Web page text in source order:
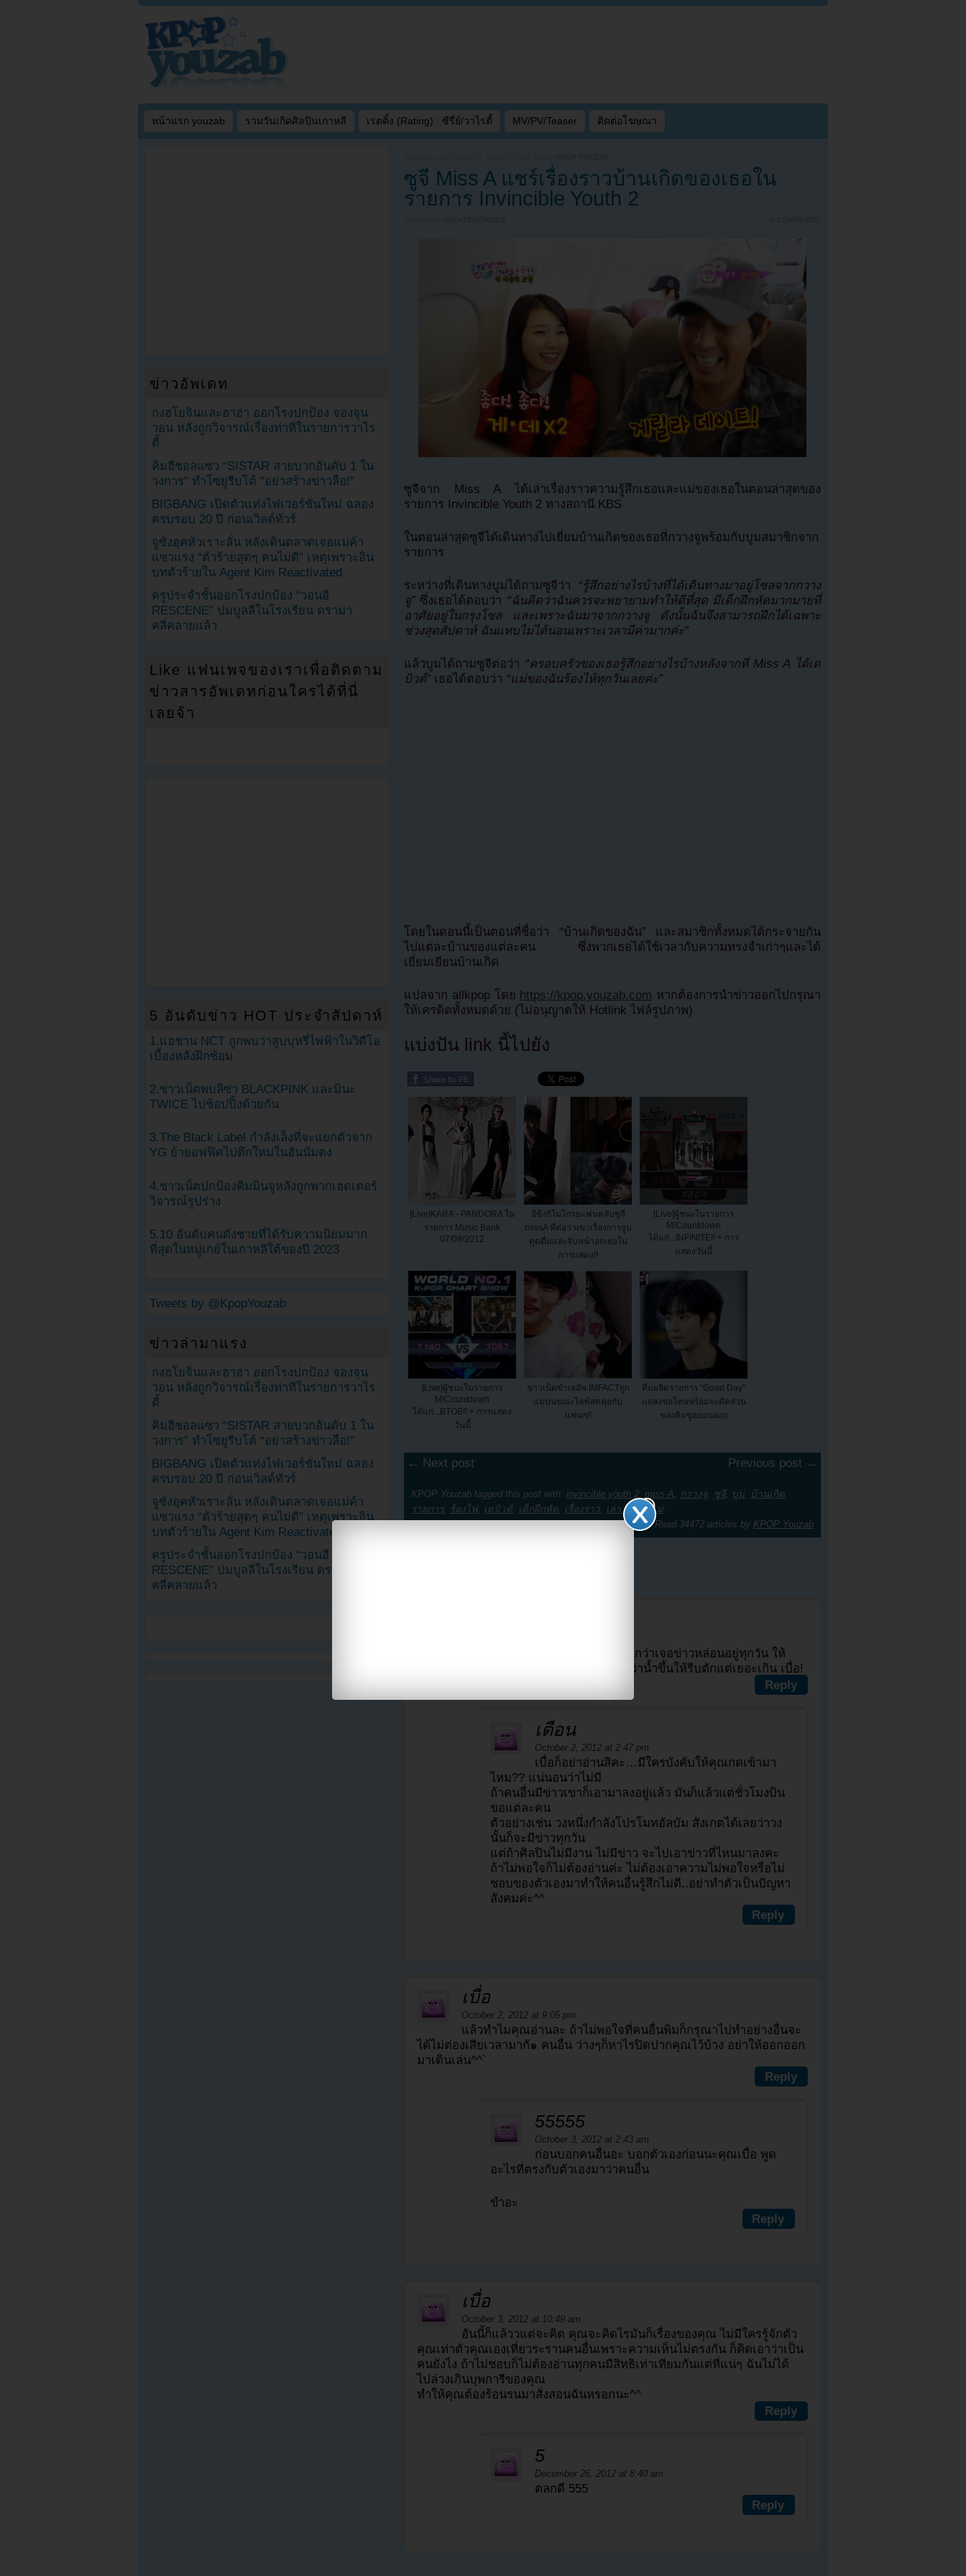
หน้าแรก youzab รวมวันเกิดศิลปินเกาหลี เรตติ้ง (Rating) : ซีรี่ย์/วาไรตี้ MV/PV/Teaser ติดต่อโฆษณา
KPOP YOUZAB
ซูจี Miss A แชร์เรื่องราวบ้านเกิดของเธอใน
รายการ Invincible Youth 2
UNCATEGORIZED 6 COMMENTS
ซูจีจาก Miss A ได้เล่าเรื่องราวความรู้สึกเธอและแม่ของเธอในตอนล่าสุดของ
รายการ Invincible Youth 2 ทางสถานี KBS
ในตอนล่าสุดซูจีได้เดินทางไปเยี่ยมบ้านเกิดของเธอที่กวางจูพร้อมกับบูมสมาชิกจาก
รายการ
ระหว่างที่เดินทางบูมได้ถามซูจีว่า “รู้สึกอย่างไรบ้างที่ได้เดินทางมาอยู่โซลจากกวาง
จู” ซึ่งเธอได้ตอบว่า “ฉันคิดว่าฉันควรจะพยายามทำให้ดีที่สุด มีเด็กฝึกหัดมากมายที่
อาศัยอยู่ในกรุงโซล และเพราะฉันมาจากกวางจู ดังนั้นฉันจึงสามารถฝึกได้เฉพาะ
ช่วงสุดสัปดาห์ ฉันแทบไม่ได้นอนเพราะเวลามีค่ามากค่ะ”
แล้วบูมได้ถามซูจีต่อว่า “ครอบครัวของเธอรู้สึกอย่างไรบ้างหลังจากที่ Miss A ได้เด
บิวต์” เธอได้ตอบว่า “แม่ของฉันร้องไห้ทุกวันเลยค่ะ”
โดยในตอนนี้เป็นตอนที่ชื่อว่า “บ้านเกิดของฉัน” และสมาชิกทั้งหมดได้กระจายกัน
ไปแต่ละบ้านของแต่ละคน ซึ่งพวกเธอได้ใช้เวลากับความทรงจำเก่าๆและได้
เยี่ยมเยียนบ้านเกิด
แปลจาก allkpop โดย https://kpop.youzab.com หากต้องการนำข่าวออกไปกรุณา
ให้เครดิตทั้งหมดด้วย (ไม่อนุญาตให้ Hotlink ไฟล์รูปภาพ)
แบ่งปัน link นี้ไปยัง
[Live]KARA - PANDORA ใน
รายการ Music Bank
07/09/2012
อีซึงกิไม่โกรธแฟนคลับซูจี
missA ที่ต่อว่าเขาเรื่องการจูบ
ดูดดื่มและจับหน้าอกเธอใน
การแสดง!!
[Live]ผู้ชนะในรายการ
M!Countdown
ได้แก่...INFINITE!! + การ
แสดงวันนี้
[Live]ผู้ชนะในรายการ
M!Countdown
ได้แก่...BTOB!! + การแสดง
วันนี้
ชาวเน็ตขำเจอัพ IMFACTถูก
แม่บ่นขณะไลฟ์สดคุยกับ
แฟนๆ!!
ทีมผลิตรายการ “Good Day”
แถลงขอโทษพร้อมจะตัดส่วน
ของคิมซูฮยอนออก
← Next post Previous post →
KPOP Youzab tagged this post with: invincible youth 2 miss A กวางจู ซูจี, บูม บ้านเกิด
รายการ, ร้องไฟ, เดบิวต์ เด็กฝึกหัด เรื่องราว เล่า ,แชร์, แม่
Read 34472 articles by KPOP Youzab
เบื่อข่าวซูจี กับ ไอยู แต่เบื่อซูจีมากกว่าเจอข่าวหล่อนอยู่ทุกวัน ให้
โอกาสกับนักร้องคนอื่นได้มีข่าวบ้างเหอะ รู้ว่าน้ำขึ้นให้รีบตักแต่เยอะเกิน เบื่อ!
Reply
เตือน
October 2, 2012 at 2:47 pm
เบื่อก็อย่าอ่านสิคะ…มีใครบังคับให้คุณกดเข้ามา
ไหม?? แน่นอนว่าไม่มี
ถ้าคนอื่นมีข่าวเขาก็เอามาลงอยู่แล้ว มันก็แล้วแต่ชั่วโมงบิน
ขอแต่ละคน
ตัวอย่างเช่น วงหนึ่งกำลังโปรโมทอัลบัม สังเกตได้เลยว่าวง
นั้นก็จะมีข่าวทุกวัน
แต่ถ้าศิลปินไม่มีงาน ไม่มีข่าว จะไปเอาข่าวที่ไหนมาลงคะ
ถ้าไม่พอใจก็ไม่ต้องอ่านค่ะ ไม่ต้องเอาความไม่พอใจหรือไม่
ชอบของตัวเองมาทำให้คนอื่นรู้สึกไม่ดี..อย่าทำตัวเป็นปัญหา
สังคมค่ะ^^
Reply
เบื่อ
October 2, 2012 at 9:05 pm
แล้วทำไมคุณอ่านละ ถ้าไม่พอใจที่คนอื่นพิมก็กรุณาไปทำอย่างอื่นจะ
ได้ไม่ต่องเสียเวลามากั๑ คนอื่น ว่างๆก็หาไรปิดปากคุณไว้บ้าง อย่าให้ออกออก
มาเดินเล่น^^`
Reply
55555
October 3, 2012 at 2:43 am
ก่อนบอกคนอื่นอะ บอกตัวเองก่อนนะคุณเบื่อ พูด
อะไรที่ตรงกับตัวเองมาว่าคนอื่น
ขำอะ
Reply
เบื่อ
October 3, 2012 at 10:49 am
อันนี้ก็แล้ววแต่จะคิด คุณจะคิดไรมันก็เรื่องของคุณ ไม่มีใครรู้จักตัว
คุณเท่าตัวคุณเองเที่ยวระรานคนอื่นเพราะความเห็นไม่ตรงกัน ก็คิดเอาว่าเป็น
คนยังไง ถ้าไม่ชอบก็ไม่ต้องอ่านทุกคนมีสิทธิเท่าเทียมกันแต่ที่แน่ๆ ฉันไม่ได้
ไปล่วงเกินบุพการีของคุณ
ทำให้คุณต้องร้อนรนมาสั่งสอนฉันหรอกนะ^^
Reply
5
December 26, 2012 at 8:40 am
ตลกดี 555
Reply
ข่าวอัพเดท
กงฮโยจินและฮาฮ่า ออกโรงปกป้อง จองจุน
วอน หลังถูกวิจารณ์เรื่องท่าทีในรายการวาไร
ตี้
คิมฮีชอลแซว “SISTAR สายบวกอันดับ 1 ใน
วงการ” ทำโซยูรีบโต้ “อย่าสร้างข่าวลือ!”
BIGBANG เปิดตัวแท่งไฟเวอร์ชั่นใหม่ ฉลอง
ครบรอบ 20 ปี ก่อนเวิลด์ทัวร์
จูซังอุคหัวเราะลั่น หลังเดินตลาดเจอแม่ค้า
แซวแรง “ตัวร้ายสุดๆ คนไม่ดี” เหตุเพราะอิน
บทตัวร้ายใน Agent Kim Reactivated
ครูประจำชั้นออกโรงปกป้อง “วอนอี
RESCENE” ปมบูลลี่ในโรงเรียน ดราม่า
คลี่คลายแล้ว
Like แฟนเพจของเราเพื่อติดตาม
ข่าวสารอัพเดทก่อนใครได้ที่นี่
เลยจ้า
5 อันดับข่าว HOT ประจำสัปดาห์
1.แฮชาน NCT ถูกพบว่าสูบบุหรี่ไฟฟ้าในวิดีโอ
เบื้องหลังฝึกซ้อม
2.ชาวเน็ตพบลิซ่า BLACKPINK และมินะ
TWICE ไปช้อปปิ้งด้วยกัน
3.The Black Label กำลังเล็งที่จะแยกตัวจาก
YG ย้ายอฟฟิศไปตึกใหม่ในฮันนัมดง
4.ชาวเน็ตปกป้องคิมมินจูหลังถูกพวกเฮดเตอร์
วิจารณ์รูปร่าง
5.10 อันดับคนดังชายที่ได้รับความนิยมมาก
ที่สุดในหมู่เกย์ในเกาหลีใต้ของปี 2023
Tweets by @KpopYouzab
ข่าวล่ามาแรง
กงฮโยจินและฮาฮ่า ออกโรงปกป้อง จองจุน
วอน หลังถูกวิจารณ์เรื่องท่าทีในรายการวาไร
ตี้
คิมฮีชอลแซว “SISTAR สายบวกอันดับ 1 ใน
วงการ” ทำโซยูรีบโต้ “อย่าสร้างข่าวลือ!”
BIGBANG เปิดตัวแท่งไฟเวอร์ชั่นใหม่ ฉลอง
ครบรอบ 20 ปี ก่อนเวิลด์ทัวร์
จูซังอุคหัวเราะลั่น หลังเดินตลาดเจอแม่ค้า
แซวแรง “ตัวร้ายสุดๆ คนไม่ดี” เหตุเพราะอิน
บทตัวร้ายใน Agent Kim Reactivated
ครูประจำชั้นออกโรงปกป้อง “วอนอี
RESCENE” ปมบูลลี่ในโรงเรียน ดราม่า
คลี่คลายแล้ว